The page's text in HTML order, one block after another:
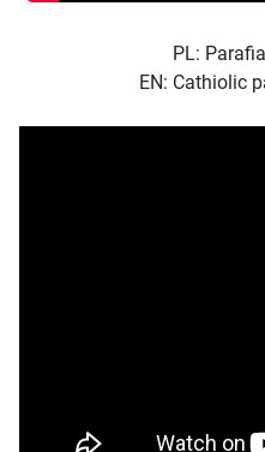
PL:
EN: Cathiolic